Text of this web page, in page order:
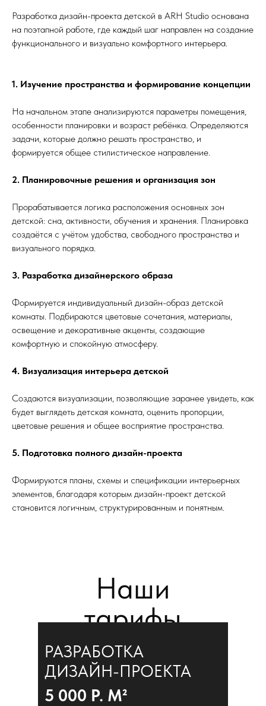
Разработка дизайн-проекта детской в ARH Studio основана
на поэтапной работе, где каждый шаг направлен на создание
функционального и визуально комфортного интерьера.
1. Изучение пространства и формирование концепции
На начальном этапе анализируются параметры помещения,
особенности планировки и возраст ребёнка. Определяются
задачи, которые должно решать пространство, и
формируется общее стилистическое направление.
2. Планировочные решения и организация зон
Прорабатывается логика расположения основных зон
детской: сна, активности, обучения и хранения. Планировка
создаётся с учётом удобства, свободного пространства и
визуального порядка.
3. Разработка дизайнерского образа
Формируется индивидуальный дизайн-образ детской
комнаты. Подбираются цветовые сочетания, материалы,
освещение и декоративные акценты, создающие
комфортную и спокойную атмосферу.
4. Визуализация интерьера детской
Создаются визуализации, позволяющие заранее увидеть, как
будет выглядеть детская комната, оценить пропорции,
цветовые решения и общее восприятие пространства.
5. Подготовка полного дизайн-проекта
Формируются планы, схемы и спецификации интерьерных
элементов, благодаря которым дизайн-проект детской
становится логичным, структурированным и понятным.
Наши
тарифы
РАЗРАБОТКА
ДИЗАЙН-ПРОЕКТА
5 000 Р. М²